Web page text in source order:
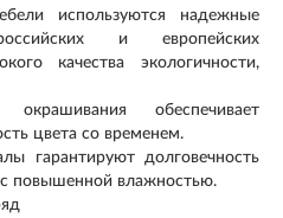
используются надежные
и европейских
качества экологичности,
обеспечивает
цвета со временем.
гарантируют долговечность
повышенной влажностью.